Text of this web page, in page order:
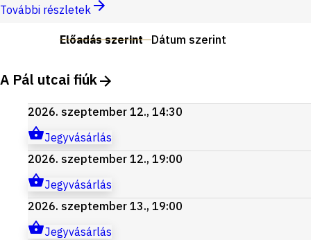
További részletek
Előadás szerint Dátum szerint
A Pál utcai fiúk
2026. szeptember 12., 14:30
Jegyvásárlás
2026. szeptember 12., 19:00
Jegyvásárlás
2026. szeptember 13., 19:00
Jegyvásárlás